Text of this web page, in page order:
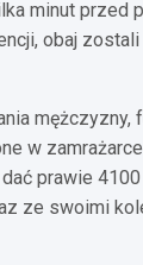
minut przed
obaj
mężczyzny,
w
prawie
ze swoimi